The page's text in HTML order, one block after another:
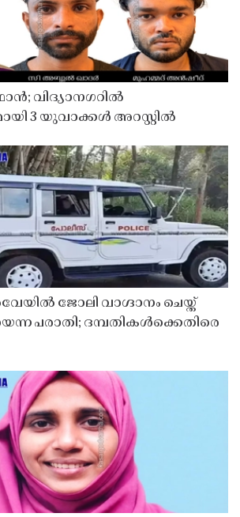
വിദ്യാനഗറിൽ
3 യുവാക്കൾ അറസ്റ്റിൽ
ജോലി വാഗ്ദാനം ചെയ്ത്
പരാതി; ദമ്പതികൾക്കെതിരെ